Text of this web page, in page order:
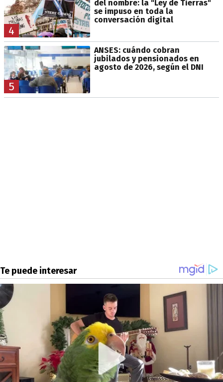
4
del nombre: la "Ley de Tierras"
se impuso en toda la
conversación digital
5
ANSES: cuándo cobran
jubilados y pensionados en
agosto de 2026, según el DNI